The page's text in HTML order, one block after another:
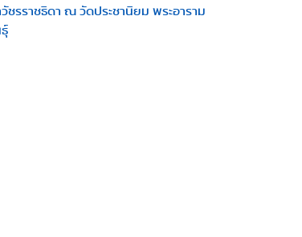
รราชธิดา ณ วัดประชานิยม พระอาราม